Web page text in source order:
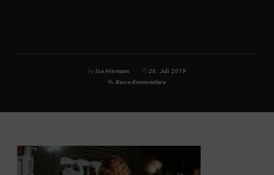
byIsa Hiemann
26. Juli 2019
Keine Kommentare